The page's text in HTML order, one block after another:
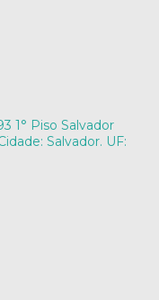
1° Piso Salvador
Salvador. UF: